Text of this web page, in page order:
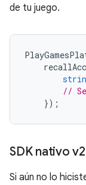
de tu juego.
//
});
SDK nativo
Si aún no lo